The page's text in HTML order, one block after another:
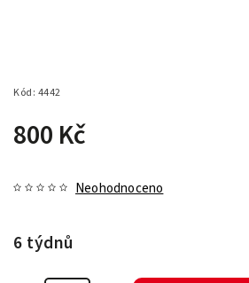
Kód: 4442
800 Kč
Neohodnoceno
6 týdnů